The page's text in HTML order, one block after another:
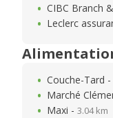
CIBC Branch
Leclerc
Couche-Tard -
Marché
Maxi - 3.04 km